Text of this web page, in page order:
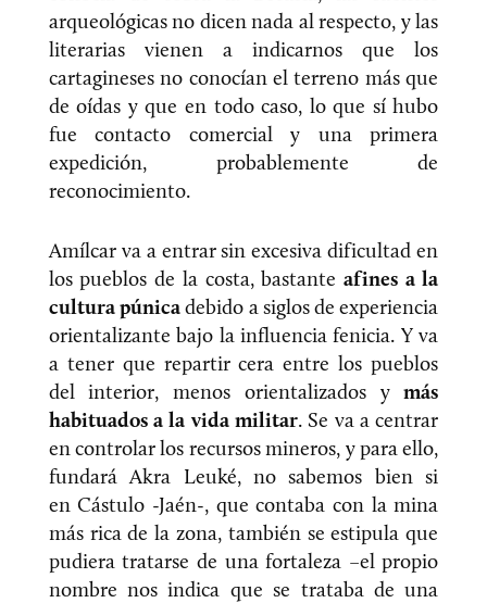
arqueológicas no dicen nada al respecto, y las
literarias vienen a indicarnos que los
cartagineses no conocían el terreno más que
de oídas y que en todo caso, lo que sí hubo
fue contacto comercial y una primera
expedición, probablemente de
reconocimiento.
Amílcar va a entrar sin excesiva dificultad en
los pueblos de la costa, bastante afines a la
cultura púnicadebido a siglos de experiencia
orientalizante bajo la influencia fenicia. Y va
a tener que repartir cera entre los pueblos
del interior, menos orientalizados ymás
habituados a la vida militar. Se va a centrar
en controlar los recursos mineros, y para ello,
fundará Akra Leuké, no sabemos bien si
en Cástulo -Jaén-, que contaba con la mina
más rica de la zona, también se estipula que
pudiera tratarse de una fortaleza –el propio
nombre nos indica que se trataba de una